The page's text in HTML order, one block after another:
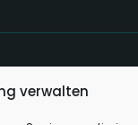
verwalten